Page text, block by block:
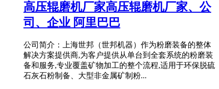
高压辊磨机厂家高压辊磨机厂家、公
司、企业 阿里巴巴
公司简介：上海世邦（世邦机器）作为粉磨装备的整体
解决方案提供商,为客户提供从单台到全套系统的粉磨装
备和服务,专业覆盖矿物加工的整个流程,适用于环保脱硫
石灰石粉制备、大型非金属矿制粉...